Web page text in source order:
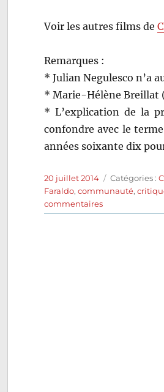
Voir les autres films de
Remarques :
* Julian Negulesco n’a
* Marie-Hélène Breillat
* L’explication de la
confondre avec le
années soixante dix
Publié
le
20 juillet 2014 Catégories
Catégories :
Faraldo,communauté,
commentairessur
Bof…